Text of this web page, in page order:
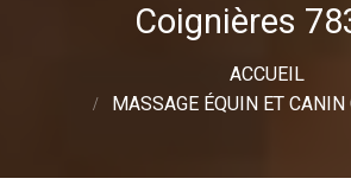
Coignières
ACCUEIL
MASSAGE ÉQUIN ET CANIN